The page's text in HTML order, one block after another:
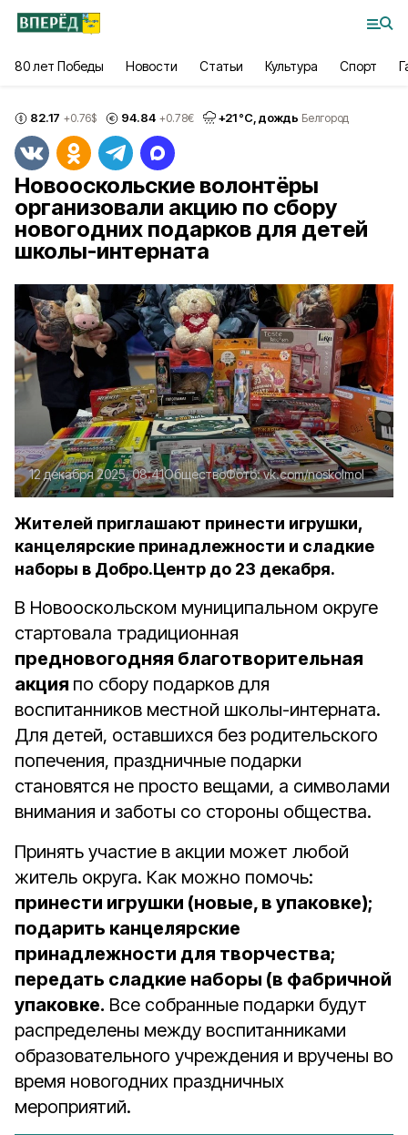
80 лет Победы Новости Статьи Культура Спорт
82.17 +0.76$ 94.84 +0.78€ +21°С, дождь Белгород
Новооскольские волонтёры
организовали акцию по сбору
новогодних подарков для детей
школы-интерната
12 декабря 2025, 08:41ОбществоФото:vk.com/noskolmol
Жителей приглашают принести игрушки,
канцелярские принадлежности и сладкие
наборы в Добро.Центр до 23 декабря.
В Новооскольском муниципальном округе
стартовала традиционная
предновогодняя благотворительная
акция по сбору подарков для
воспитанников местной школы-интерната.
Для детей, оставшихся без родительского
попечения, праздничные подарки
становятся не просто вещами, а символами
внимания и заботы со стороны общества.
Принять участие в акции может любой
житель округа. Как можно помочь:
принести игрушки (новые, в упаковке);
подарить канцелярские
принадлежности для творчества;
передать сладкие наборы (в фабричной
упаковке. Все собранные подарки будут
распределены между воспитанниками
образовательного учреждения и вручены во
время новогодних праздничных
мероприятий.